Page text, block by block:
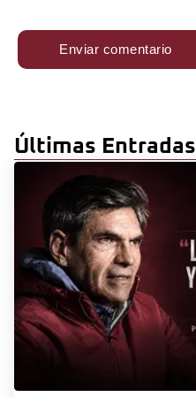
Últimas Entradas